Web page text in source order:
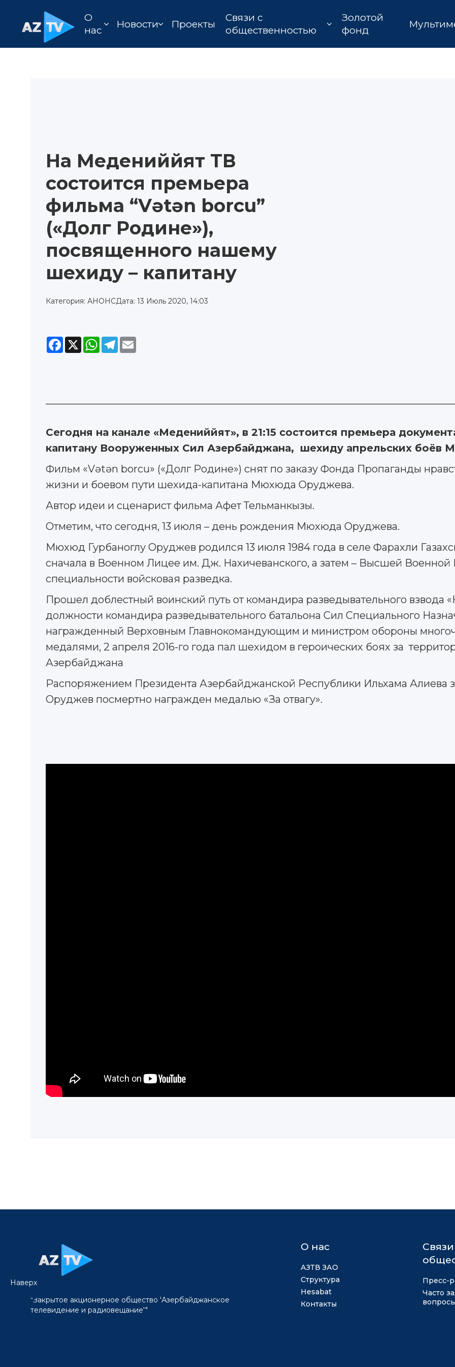
О
нас
Новости Проекты
Связи с
общественностью
Золотой
фонд
На Медениййят ТВ
состоится премьера
фильма “Vətən borcu”
(«Долг Родине»),
посвященного нашему
шехиду – капитану
Категория: АНОНСДата: 13 Июль 2020, 14:03
Facebook
X WhatsApp
Telegram
Сегодня на канале «Медениййят», в 21:15 состоится премьера
капитану Вооруженных Сил Азербайджана, шехиду апрельских боёв
Фильм «Vətən borcu» («Долг Родине») снят по заказу Фонда Пропаганды
жизни и боевом пути шехида-капитана Мюхюда Оруджева.
Автор идеи и сценарист фильма Афет Тельманкызы.
Отметим, что сегодня, 13 июля – день рождения Мюхюда Оруджева.
Мюхюд Гурбаноглу Оруджев родился 13 июля 1984 года в селе Фарахли
сначала в Военном Лицее им. Дж. Нахичеванского, а затем – Высшей
специальности войсковая разведка.
Прошел доблестный воинский путь от командира разведывательного взвода
должности командира разведывательного батальона Сил Специального
награжденный Верховным Главнокомандующим и министром обороны
медалями, 2 апреля 2016-го года пал шехидом в героических боях за
Азербайджана
Распоряжением Президента Азербайджанской Республики Ильхама
Оруджев посмертно награжден медалью «За отвагу».
"Закрытое акционерное общество 'Азербайджанское
телевидение и радиовещание'"
О нас
АЗТВ ЗАО
Структура
Hesabat
Контакты
Пресс-
Часто
вопросы
Наверх